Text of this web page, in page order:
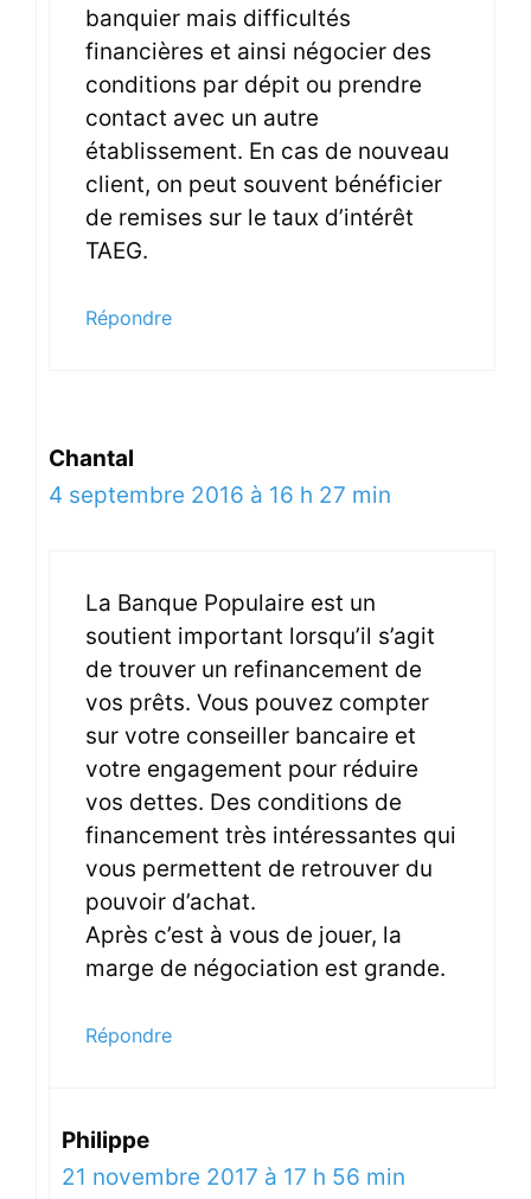
banquier mais difficultés
financières et ainsi négocier des
conditions par dépit ou prendre
contact avec un autre
établissement. En cas de nouveau
client, on peut souvent bénéficier
de remises sur le taux d’intérêt
TAEG.
Répondre
Chantal
4 septembre 2016 à 16 h 27 min
La Banque Populaire est un
soutient important lorsqu’il s’agit
de trouver un refinancement de
vos prêts. Vous pouvez compter
sur votre conseiller bancaire et
votre engagement pour réduire
vos dettes. Des conditions de
financement très intéressantes qui
vous permettent de retrouver du
pouvoir d’achat.
Après c’est à vous de jouer, la
marge de négociation est grande.
Répondre
Philippe
21 novembre 2017 à 17 h 56 min